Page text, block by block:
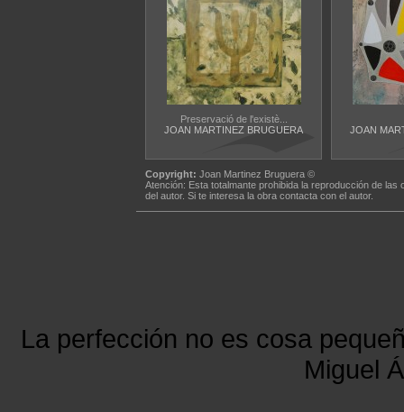
Preservació de l'existè...
JOAN MARTINEZ BRUGUERA
JOAN
Copyright: Joan Martinez Bruguera ©
Atención: Esta totalmante prohibida la reproducción de
del autor. Si te interesa la obra contacta con el autor.
La perfección no es cosa
Miguel